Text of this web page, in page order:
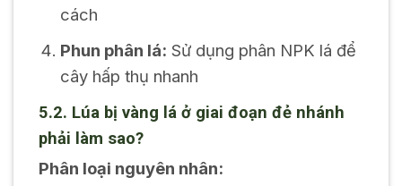
cách
Phun phân lá: Sử dụng phân NPK lá để
cây hấp thụ nhanh
5.2. Lúa bị vàng lá ở giai đoạn đẻ nhánh
phải làm sao?
Phân loại nguyên nhân: